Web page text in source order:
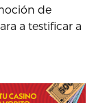
de
a testificar a